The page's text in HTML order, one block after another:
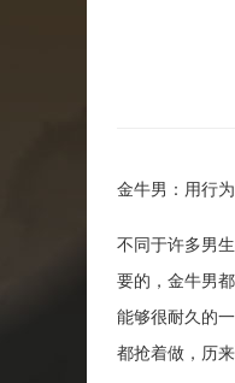
金牛男：用行
不同于许多男
要的，金牛男
能够很耐久的
都抢着做，历